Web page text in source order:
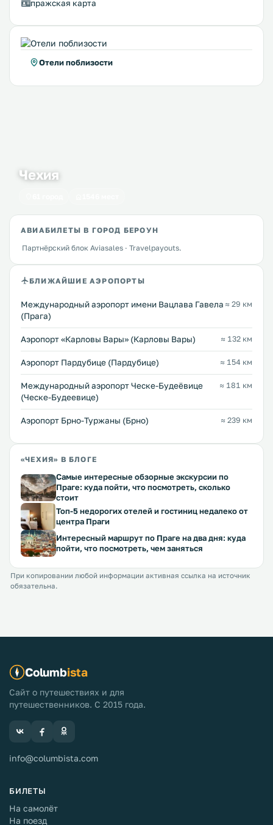
пражская карта
Отели поблизости
Чехия
АВИАБИЛЕТЫ В ГОРОД БЕРОУН
Партнёрский блок Aviasales · Travelpayouts.
БЛИЖАЙШИЕ АЭРОПОРТЫ
Международный аэропорт имени Вацлава Гавела
(Прага)
≈ 29 км
Аэропорт «Карловы Вары» (Карловы Вары) ≈ 132 км
Аэропорт Пардубице (Пардубице) ≈ 154 км
Международный аэропорт Ческе-Будеёвице
(Ческе-Будеевице)
≈ 181 км
Аэропорт Брно-Туржаны (Брно) ≈ 239 км
«ЧЕХИЯ» В БЛОГЕ
Самые интересные обзорные экскурсии по
Праге: куда пойти, что посмотреть, сколько
стоит
Топ-5 недорогих отелей и гостиниц недалеко от
центра Праги
Интересный маршрут по Праге на два дня: куда
пойти, что посмотреть, чем заняться
При копировании любой информации активная ссылка на источник
обязательна.
Columbista
Сайт о путешествиях и для
путешественников. С 2015 года.
info@columbista.com
БИЛЕТЫ
На самолёт
На поезд